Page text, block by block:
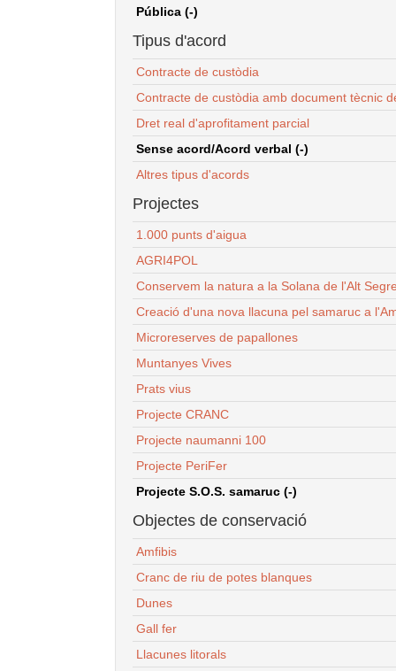
Pública (-)
Tipus d'acord
Contracte de custòdia
Contracte de custòdia amb document tècnic
Dret real d'aprofitament parcial
Sense acord/Acord verbal (-)
Altres tipus d'acords
Projectes
1.000 punts d'aigua
AGRI4POL
Conservem la natura a la Solana de l'Alt
Creació d'una nova llacuna pel samaruc a
Microreserves de papallones
Muntanyes Vives
Prats vius
Projecte CRANC
Projecte naumanni 100
Projecte PeriFer
Projecte S.O.S. samaruc (-)
Objectes de conservació
Amfibis
Cranc de riu de potes blanques
Dunes
Gall fer
Llacunes litorals